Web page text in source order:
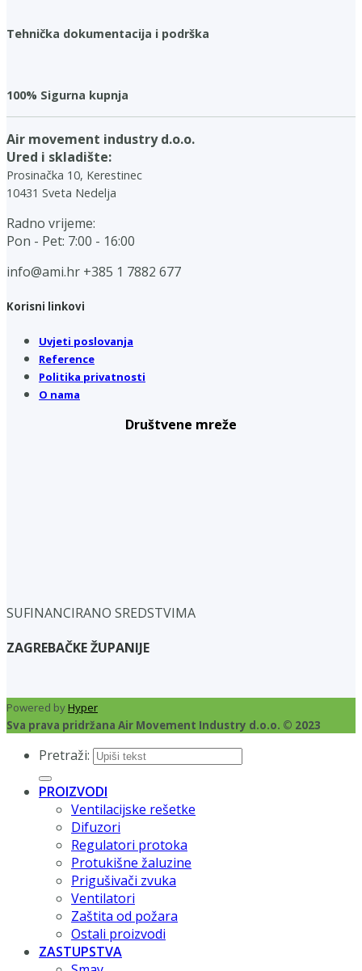
Tehnička dokumentacija i podrška
100% Sigurna kupnja
Air movement industry d.o.o.
Ured i skladište:
Prosinačka 10, Kerestinec
10431 Sveta Nedelja
Radno vrijeme:
Pon - Pet: 7:00 - 16:00
info@ami.hr +385 1 7882 677
Korisni linkovi
Uvjeti poslovanja
Reference
Politika privatnosti
O nama
Društvene mreže
SUFINANCIRANO SREDSTVIMA
ZAGREBAČKE ŽUPANIJE
Powered byHyper
Sva prava pridržana Air Movement Industry d.o.o. © 2023
Pretraži:
PROIZVODI
Ventilacijske rešetke
Difuzori
Regulatori protoka
Protukišne žaluzine
Prigušivači zvuka
Ventilatori
Zaštita od požara
Ostali proizvodi
ZASTUPSTVA